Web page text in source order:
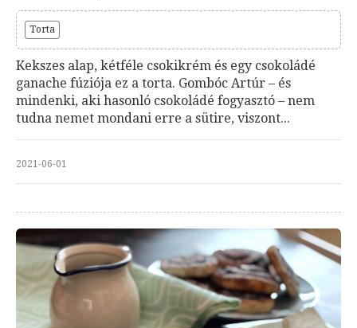
Torta
Kekszes alap, kétféle csokikrém és egy csokoládé
ganache fúziója ez a torta. Gombóc Artúr – és
mindenki, aki hasonló csokoládé fogyasztó – nem
tudna nemet mondani erre a sütire, viszont...
2021-06-01